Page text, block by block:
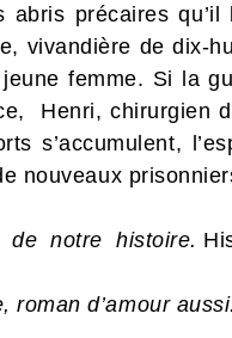
abris précaires
vivandière de dix-
femme. Si la
Henri, chirurgien
s’accumulent,
nouveaux
de notre histoire.
roman d’amour